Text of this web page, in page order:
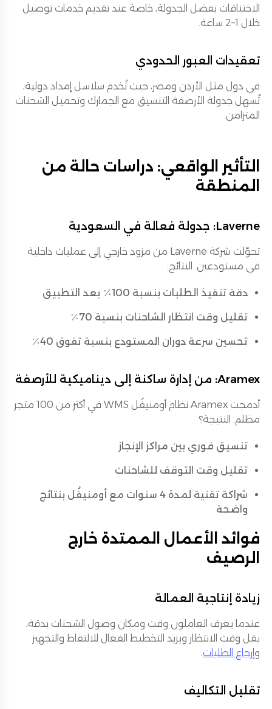
الاختناقات بفضل الجدولة، خاصة عند تقديم خدمات توصيل
خلال 1–2 ساعة.
تعقيدات العبور الحدودي
في دول مثل الأردن ومصر، حيث تُخدم سلاسل إمداد دولية،
تُسهل جدولة الأرصفة التنسيق مع الجمارك وتحميل الشحنات
المتزامن.
التأثير الواقعي: دراسات حالة من
المنطقة
Laverne: جدولة فعالة في السعودية
تحوّلت شركة Laverne من مزود خارجي إلى عمليات داخلية
في مستودعين. النتائج:
دقة تنفيذ الطلبات بنسبة 100٪ بعد التطبيق
تقليل وقت انتظار الشاحنات بنسبة 70٪
تحسين سرعة دوران المستودع بنسبة تفوق 40٪
Aramex: من إدارة ساكنة إلى ديناميكية للأرصفة
أدمجت Aramex نظام أومنيفُل WMS في أكثر من 100 متجر
مظلم. النتيجة؟
تنسيق فوري بين مراكز الإنجاز
تقليل وقت التوقف للشاحنات
شراكة تقنية لمدة 4 سنوات مع أومنيفُل بنتائج
واضحة
فوائد الأعمال الممتدة خارج
الرصيف
زيادة إنتاجية العمالة
عندما يعرف العاملون وقت ومكان وصول الشحنات بدقة،
يقل وقت الانتظار ويزيد التخطيط الفعال للالتقاط والتجهيز
و إرجاع الطلبات
تقليل التكاليف